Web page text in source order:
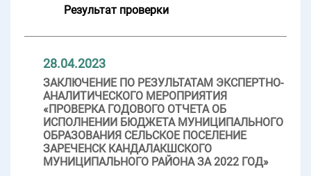
Результат проверки
28.04.2023
ЗАКЛЮЧЕНИЕ ПО РЕЗУЛЬТАТАМ ЭКСПЕРТНО-
АНАЛИТИЧЕСКОГО МЕРОПРИЯТИЯ
«ПРОВЕРКА ГОДОВОГО ОТЧЕТА ОБ
ИСПОЛНЕНИИ БЮДЖЕТА МУНИЦИПАЛЬНОГО
ОБРАЗОВАНИЯ СЕЛЬСКОЕ ПОСЕЛЕНИЕ
ЗАРЕЧЕНСК КАНДАЛАКШСКОГО
МУНИЦИПАЛЬНОГО РАЙОНА ЗА 2022 ГОД»